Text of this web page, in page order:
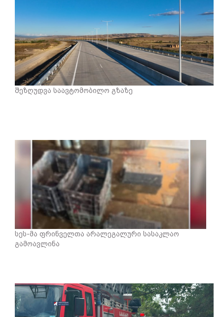
შეზღუდვა საავტომობილო გზაზე
სეს-მა ფრინველთა არალეგალური სასაკლაო
გამოავლინა